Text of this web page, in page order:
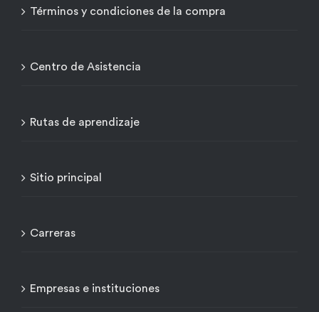
Términos y condiciones de la compra
Centro de Asistencia
Rutas de aprendizaje
Sitio principal
Carreras
Empresas e instituciones